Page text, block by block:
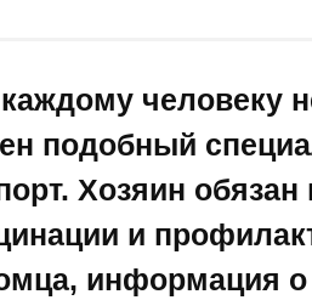
человеку
подобный
Хозяин
и
информация